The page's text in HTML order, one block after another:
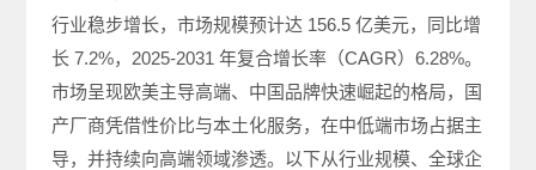
行业稳步增长，市场规模预计达 156.5 亿美元，同比增
长 7.2%，2025-2031 年复合增长率（CAGR）6.28%。
市场呈现欧美主导高端、中国品牌快速崛起的格局，国
产厂商凭借性价比与本土化服务，在中低端市场占据主
导，并持续向高端领域渗透。以下从行业规模、全球企